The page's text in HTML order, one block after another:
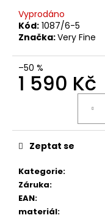
Vyprodáno
Kód: 1087/6-5
Značka:Very Fine
–50 %
1 590 Kč
Kategorie:
Záruka:
EAN:
materiál:
Zeptat se
TANEČNÍ
BOTY
ŠPIČKOU
PD
112,
ČERNÁ
CM
Kč